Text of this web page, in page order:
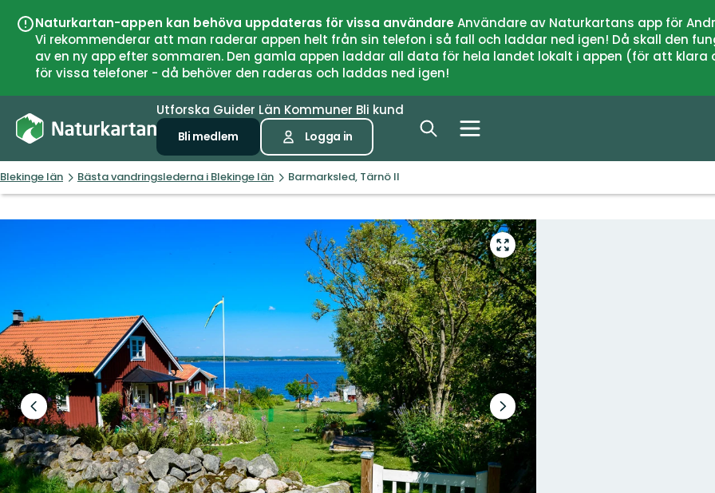
Naturkartan-appen kan behöva uppdateras för vissa användareAnvändare av Naturkartans app för
Vi rekommenderar att man raderar appen helt från sin telefon i så fall och laddar ned igen! Då skall den
av en ny app efter sommaren. Den gamla appen laddar all data för hela landet lokalt i appen (för att
för vissa telefoner - då behöver den raderas och laddas ned igen!
Utforska Guider Län Kommuner Bli kund
Bli medlem Logga in
Blekinge län Bästa vandringslederna i Blekinge län Barmarksled, Tärnö II
Gå
till
helskärmsläge
Föregående
bild
Nästa
bildspel